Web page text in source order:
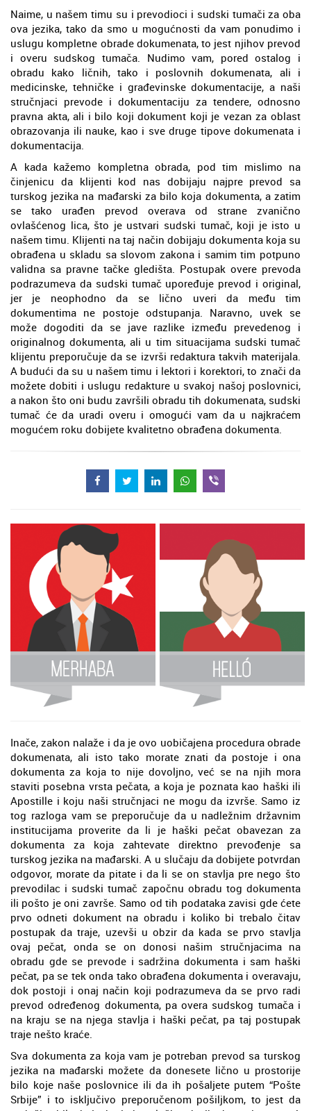
Naime, u našem timu su i prevodioci i sudski tumači za oba
ova jezika, tako da smo u mogućnosti da vam ponudimo i
uslugu kompletne obrade dokumenata, to jest njihov prevod
i overu sudskog tumača. Nudimo vam, pored ostalog i
obradu kako ličnih, tako i poslovnih dokumenata, ali i
medicinske, tehničke i građevinske dokumentacije, a naši
stručnjaci prevode i dokumentaciju za tendere, odnosno
pravna akta, ali i bilo koji dokument koji je vezan za oblast
obrazovanja ili nauke, kao i sve druge tipove dokumenata i
dokumentacija.
A kada kažemo kompletna obrada, pod tim mislimo na
činjenicu da klijenti kod nas dobijaju najpre prevod sa
turskog jezika na mađarski za bilo koja dokumenta, a zatim
se tako urađen prevod overava od strane zvanično
ovlašćenog lica, što je ustvari sudski tumač, koji je isto u
našem timu. Klijenti na taj način dobijaju dokumenta koja su
obrađena u skladu sa slovom zakona i samim tim potpuno
validna sa pravne tačke gledišta. Postupak overe prevoda
podrazumeva da sudski tumač upoređuje prevod i original,
jer je neophodno da se lično uveri da među tim
dokumentima ne postoje odstupanja. Naravno, uvek se
može dogoditi da se jave razlike između prevedenog i
originalnog dokumenta, ali u tim situacijama sudski tumač
klijentu preporučuje da se izvrši redaktura takvih materijala.
A budući da su u našem timu i lektori i korektori, to znači da
možete dobiti i uslugu redakture u svakoj našoj poslovnici,
a nakon što oni budu završili obradu tih dokumenata, sudski
tumač će da uradi overu i omogući vam da u najkraćem
mogućem roku dobijete kvalitetno obrađena dokumenta.
Inače, zakon nalaže i da je ovo uobičajena procedura obrade
dokumenata, ali isto tako morate znati da postoje i ona
dokumenta za koja to nije dovoljno, već se na njih mora
staviti posebna vrsta pečata, a koja je poznata kao haški ili
Apostille i koju naši stručnjaci ne mogu da izvrše. Samo iz
tog razloga vam se preporučuje da u nadležnim državnim
institucijama proverite da li je haški pečat obavezan za
dokumenta za koja zahtevate direktno prevođenje sa
turskog jezika na mađarski. A u slučaju da dobijete potvrdan
odgovor, morate da pitate i da li se on stavlja pre nego što
prevodilac i sudski tumač započnu obradu tog dokumenta
ili pošto je oni završe. Samo od tih podataka zavisi gde ćete
prvo odneti dokument na obradu i koliko bi trebalo čitav
postupak da traje, uzevši u obzir da kada se prvo stavlja
ovaj pečat, onda se on donosi našim stručnjacima na
obradu gde se prevode i sadržina dokumenta i sam haški
pečat, pa se tek onda tako obrađena dokumenta i overavaju,
dok postoji i onaj način koji podrazumeva da se prvo radi
prevod određenog dokumenta, pa overa sudskog tumača i
na kraju se na njega stavlja i haški pečat, pa taj postupak
traje nešto kraće.
Sva dokumenta za koja vam je potreban prevod sa turskog
jezika na mađarski možete da donesete lično u prostorije
bilo koje naše poslovnice ili da ih pošaljete putem “Pošte
Srbije” i to isključivo preporučenom pošiljkom, to jest da